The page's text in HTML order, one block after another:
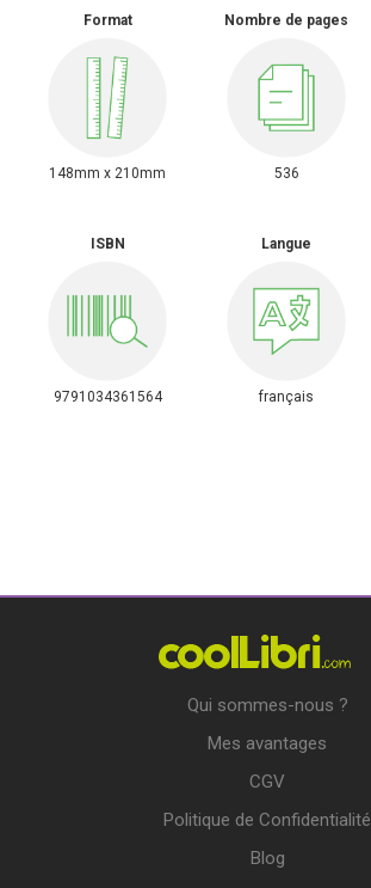
Format
148mm x 210mm
Nombre de pages
536
ISBN
9791034361564
Langue
français
Qui sommes-nous ?
Mes avantages
CGV
Politique de Confidentialité
Blog